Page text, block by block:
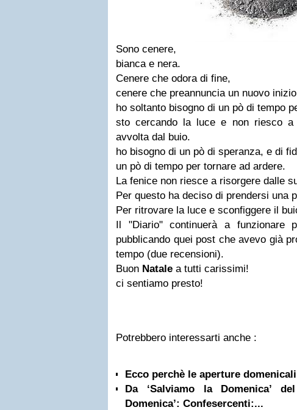
Sono cenere,
bianca e nera.
Cenere che odora di fine,
cenere che preannuncia un nuovo
ho soltanto bisogno di un pò di tempo
sto cercando la luce e non riesco a
avvolta dal buio.
ho bisogno di un pò di speranza, e di
un pò di tempo per tornare ad ardere.
La fenice non riesce a risorgere dalle
Per questo ha deciso di prendersi una
Per ritrovare la luce e sconfiggere il
Il "Diario" continuerà a funzionare
pubblicando quei post che avevo già
tempo (due recensioni).
Buon Natale a tutti carissimi!
ci sentiamo presto!
Potrebbero interessarti anche :
Ecco perchè le aperture
Da ‘Salviamo la Domenica’
Domenica’: Confesercenti:...